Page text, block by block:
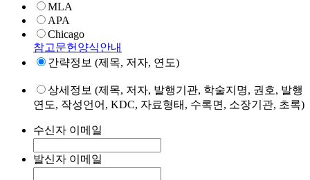
MLA
APA
Chicago
참고문헌양식안내
간략정보 (제목, 저자, 연도)
상세정보 (제목, 저자, 발행기관, 학술지명, 권호, 발행
연도, 작성언어, KDC, 자료형태, 수록면, 소장기관, 초록)
수신자 이메일
발신자 이메일